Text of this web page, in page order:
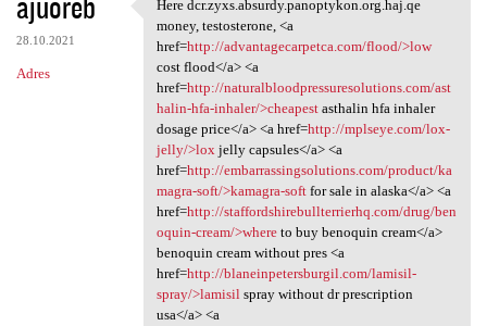
28.10.2021
Adres
Here dcr.zyxs.absurdy
Here dcr.zyxs.absurdy.panoptykon.org.haj.qe
money, testosterone, <a
href=http://advantagecarpetca.com/flood/>low
cost flood</a> <a
href=http://naturalbloodpressuresolutions.com/ast
halin-hfa-inhaler/>cheapestasthalin hfa inhaler
dosage price</a> <a href=http://mplseye.com/lox-
jelly/>loxjelly capsules</a> <a
href=http://embarrassingsolutions.com/product/ka
magra-soft/>kamagra-softfor sale in alaska</a> <a
href=http://staffordshirebullterrierhq.com/drug/ben
oquin-cream/>whereto buy benoquin cream</a>
benoquin cream without pres <a
href=http://blaneinpetersburgil.com/lamisil-
spray/>lamisilspray without dr prescription
usa</a> <a